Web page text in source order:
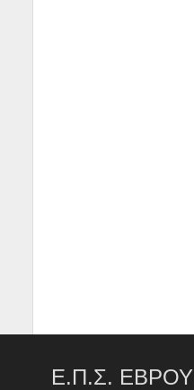
Ε.Π.Σ. ΕΒΡΟΥ